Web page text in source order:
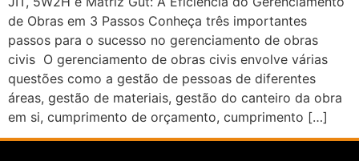
de Obras em 3 Passos Conheça três importantes
passos para o sucesso no gerenciamento de obras
civis O gerenciamento de obras civis envolve várias
questões como a gestão de pessoas de diferentes
áreas, gestão de materiais, gestão do canteiro da obra
em si, cumprimento de orçamento, cumprimento […]